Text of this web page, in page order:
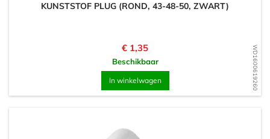
WD1600619260
KUNSTSTOF PLUG (ROND, 43-48-50, ZWART)
Prijs
€ 1,35
Beschikbaar
In winkelwagen